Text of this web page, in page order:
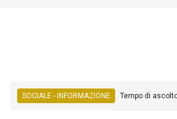
SOCIALE - INFORMAZIONE Tempo di